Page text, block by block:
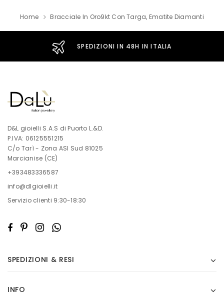
Home Bracciale In Oro9kt Con Targa, Ematite Diamanti
SPEDIZIONI IN 48H IN ITALIA
D&L gioielli S.A.S di Puorto L.&D.
P.IVA: 06125551215
C/o Tarì - Zona ASI Sud 81025
Marcianise (CE)
+393483336587
info@dlgioielli.it
Servizio clienti 9:30-18:30
SPEDIZIONI & RESI
INFO